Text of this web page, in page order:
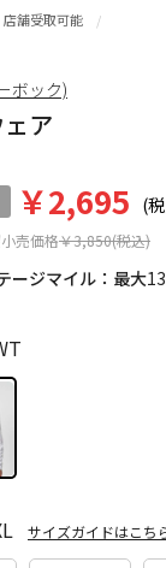
ージマイル：最大
店舗受取可能
ア
売価格￥3,850(税込)
￥2,695 (
サイズガイドはこち
ボック)